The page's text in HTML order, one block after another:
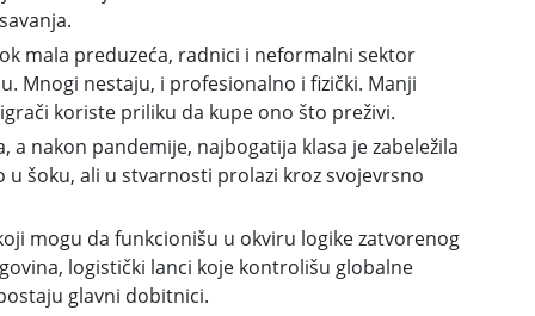
mala preduzeća, radnici i neformalni sektor
Mnogi nestaju, i profesionalno i fizički. Manji
koriste priliku da kupe ono što preživi.
a nakon pandemije, najbogatija klasa je zabeležila
šoku, ali u stvarnosti prolazi kroz svojevrsno
mogu da funkcionišu u okviru logike zatvorenog
logistički lanci koje kontrolišu globalne
glavni dobitnici.